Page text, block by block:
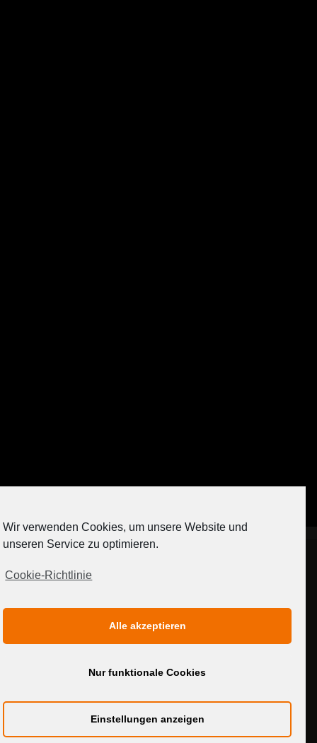
[contact-form-7 404 "Nicht gefunden"]
MEDIADATEN
Wir verwenden Cookies, um unsere Website und
unseren Service zu optimieren.
Cookie-Richtlinie
Alle akzeptieren
Nur funktionale Cookies
Einstellungen anzeigen